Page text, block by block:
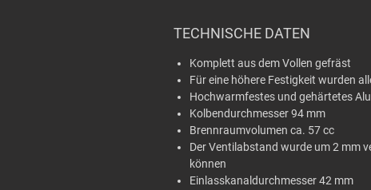
TECHNISCHE DATEN
Komplett aus dem Vollen gefräst
Für eine höhere Festigkeit wurden
Hochwarmfestes und gehärtetes
Kolbendurchmesser 94 mm
Brennraumvolumen ca. 57 cc
Der Ventilabstand wurde um 2 mm
können
Einlasskanaldurchmesser 42 mm